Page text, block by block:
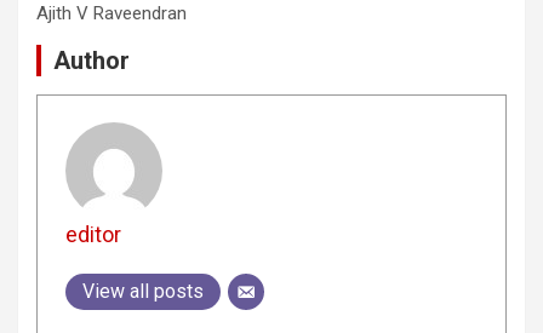
Ajith V Raveendran
Author
editor
View all posts